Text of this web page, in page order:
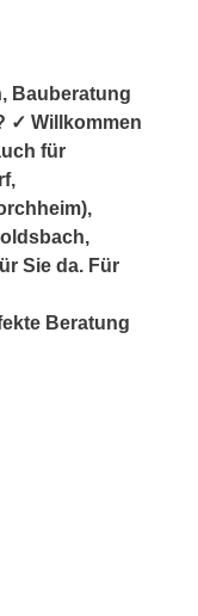
Bauberatung
✓ Willkommen
für
Sie da. Für
Beratung